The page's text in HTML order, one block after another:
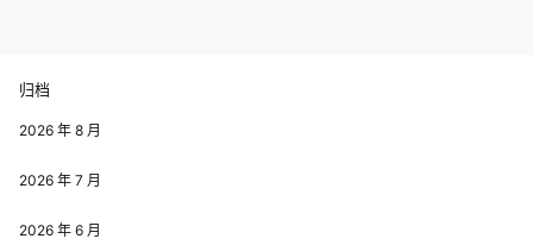
归档
2026 年 8 月
2026 年 7 月
2026 年 6 月